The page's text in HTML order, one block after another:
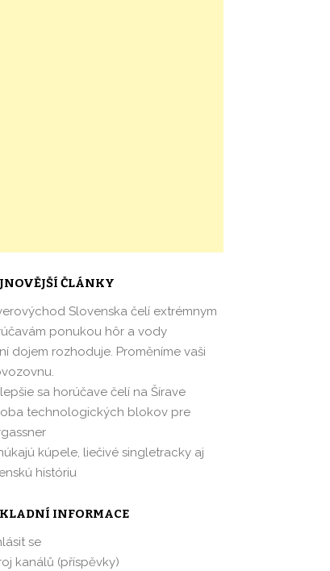
ČLÁNKY
Slovenska čelí extrémnym
ponukou hôr a vody
dojem rozhoduje. Proměníme vaši
sa horúčave čelí na Šírave
technologických blokov pre
kúpele, liečivé singletracky aj
históriu
INFORMACE
se
kanálů (příspěvky)